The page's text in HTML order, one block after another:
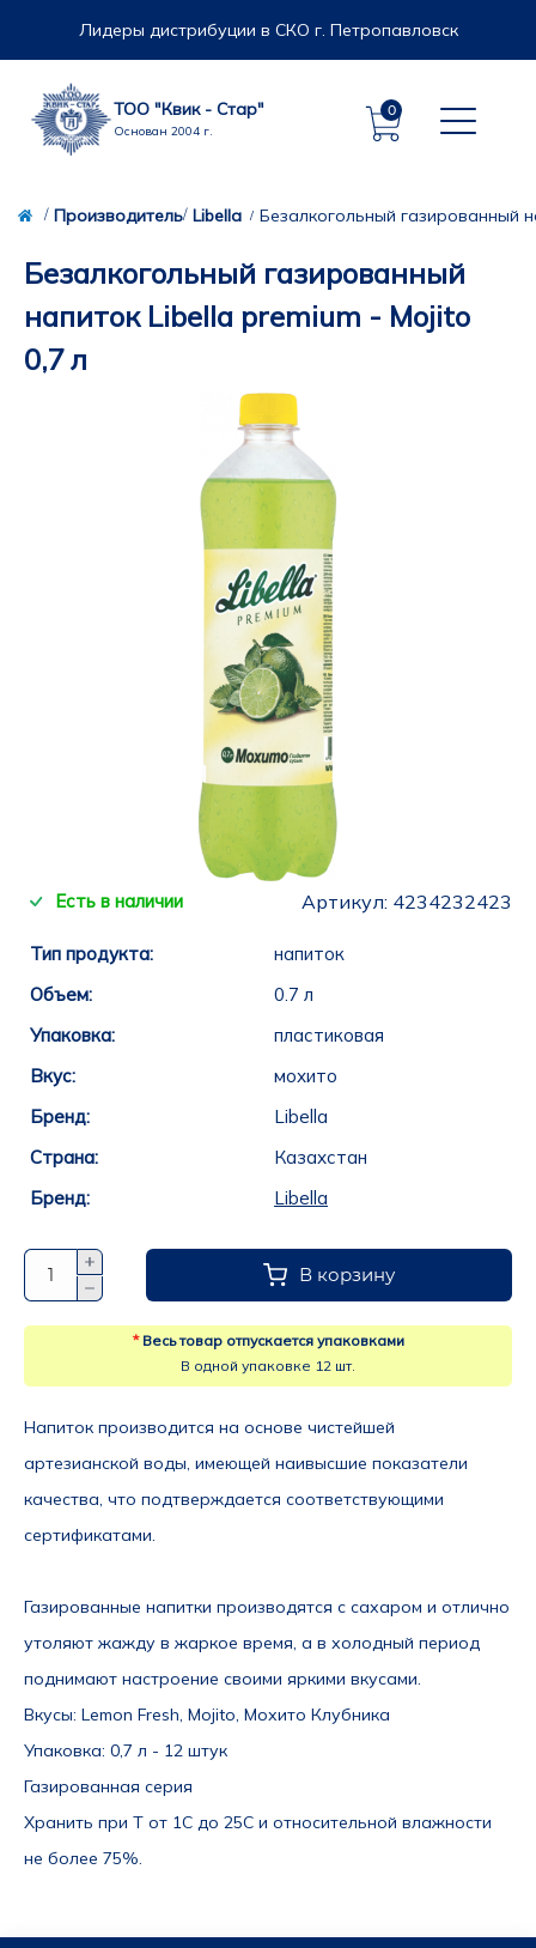
Лидеры дистрибуции в СКО г. Петропавловск
ТОО "Квик - Стар"
Основан 2004 г.
0
Производитель Libella Безалкогольный газированный
Безалкогольный газированный
напиток Libella premium - Mojito
0,7 л
Есть в наличии Артикул: 4234232423
Тип продукта:
напиток
Объем:
0.7 л
Упаковка:
пластиковая
Вкус:
мохито
Бренд:
Libella
Страна:
Казахстан
Бренд:
Libella
В корзину
*Весь товар отпускается упаковками
В одной упаковке 12 шт.
Напиток производится на основе чистейшей
артезианской воды, имеющей наивысшие показатели
качества, что подтверждается соответствующими
сертификатами.
Газированные напитки производятся с сахаром и отлично
утоляют жажду в жаркое время, а в холодный период
поднимают настроение своими яркими вкусами.
Вкусы: Lemon Fresh, Mojito, Мохито Клубника
Упаковка: 0,7 л - 12 штук
Газированная серия
Хранить при Т от 1С до 25С и относительной влажности
не более 75%.